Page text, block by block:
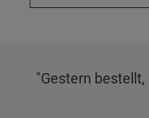
"Gestern